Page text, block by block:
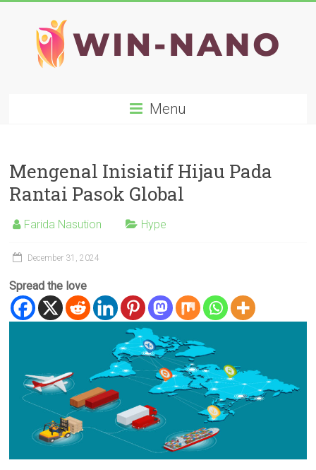
content
Menu
Mengenal Inisiatif Hijau Pada
Rantai Pasok Global
Farida Nasution Hype
December 31, 2024
Spread the love